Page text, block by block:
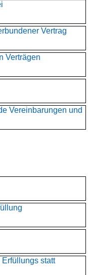
Vertrag
Verträgen
Vereinbarungen und
statt